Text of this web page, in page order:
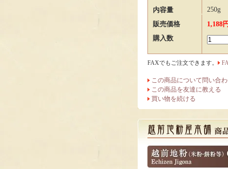
内容量
250g
販売価格
1,188
購入数
FAXでもご注文できます。
この商品について問い合
この商品を友達に教える
買い物を続ける